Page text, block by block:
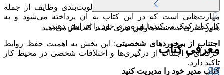
: مدیریت زمان و اولویت‌بندی وظایف از جمله
مهارت‌هایی است که در این کتاب به ان پرداخته می‌شود و به
کارکنان کمک می‌کند تا بهره‌وری خود را افزایش دهند.
اجتناب از برخوردهای شخصیتی: این بخش به اهمیت حفظ روابط
حرفه‌ای و اجتناب از درگیری‌ها و اختلافات شخصی در محیط کار
تاکید دارد.
هنوز نظری ثبت نشدهاولین نفری باشید که نظر می‌دهید
معرفی کتاب
کتاب مدیر خود را مدیریت کنید